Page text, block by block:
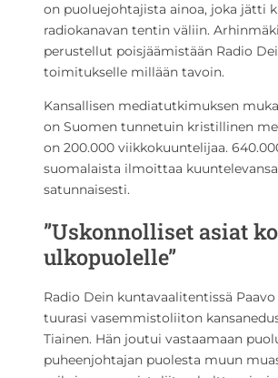
on puoluejohtajista ainoa, joka jätti
radiokanavan tentin väliin.
perustellut poisjäämistään Radio
toimitukselle millään tavoin.
Kansallisen mediatutkimuksen
on Suomen tunnetuin kristillinen
on 200.000 viikkokuuntelijaa.
suomalaista ilmoittaa
satunnaisesti.
”Uskonnolliset asiat
ulkopuolelle”
Radio Dein kuntavaalitentissä
tuurasi vasemmistoliiton
Tiainen. Hän joutui vastaamaan
puheenjohtajan puolesta muun